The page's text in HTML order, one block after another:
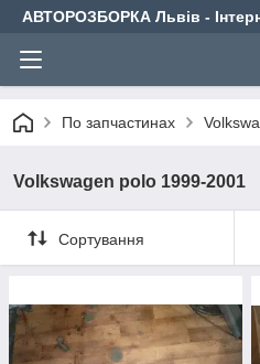
АВТОРОЗБОРКА Львів -
По запчастинах
Volkswagen polo 1999-2001
Сортування